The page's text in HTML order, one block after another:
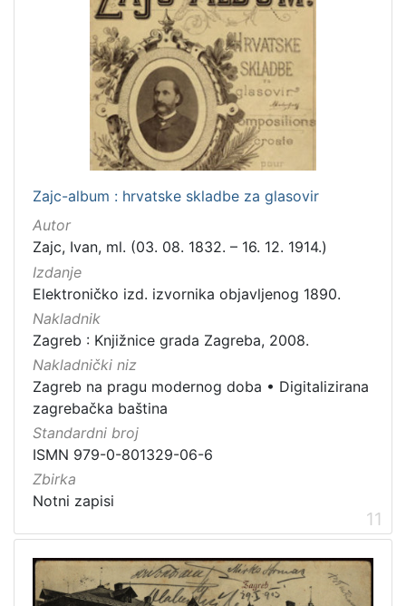
Zajc-album : hrvatske skladbe za glasovir
Autor
Zajc, Ivan, ml. (03. 08. 1832. – 16. 12. 1914.)
Izdanje
Elektroničko izd. izvornika objavljenog 1890.
Nakladnik
Zagreb : Knjižnice grada Zagreba, 2008.
Nakladnički niz
Zagreb na pragu modernog doba • Digitalizirana
zagrebačka baština
Standardni broj
ISMN 979-0-801329-06-6
Zbirka
Notni zapisi
11